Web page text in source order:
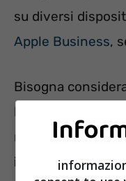
su diversi
Apple Business,
Bisogna
bisogna valutare
ma anche le
installazionee